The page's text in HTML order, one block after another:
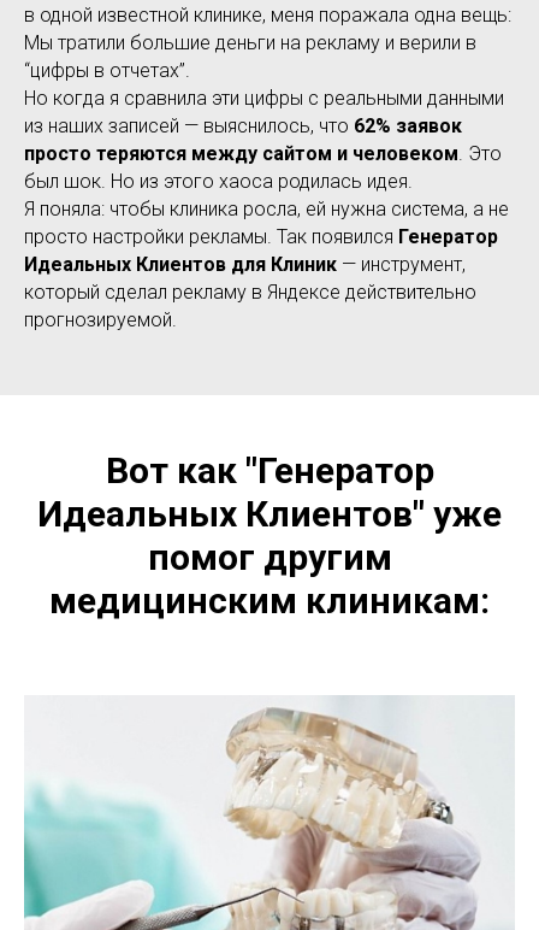
в одной известной клинике, меня поражала одна вещь:
Мы тратили большие деньги на рекламу и верили в
“цифры в отчетах”.
Но когда я сравнила эти цифры с реальными данными
из наших записей — выяснилось, что 62% заявок
просто теряются между сайтом и человеком . Это
был шок. Но из этого хаоса родилась идея.
Я поняла: чтобы клиника росла, ей нужна система, а не
просто настройки рекламы. Так появился Генератор
Идеальных Клиентов для Клиник — инструмент,
который сделал рекламу в Яндексе действительно
прогнозируемой.
Вот как "Генератор
Идеальных Клиентов" уже
помог другим
медицинским клиникам: